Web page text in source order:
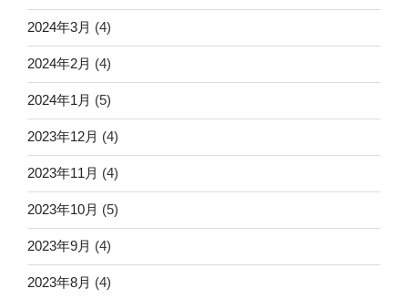
2024年3月 (4)
2024年2月 (4)
2024年1月 (5)
2023年12月 (4)
2023年11月 (4)
2023年10月 (5)
2023年9月 (4)
2023年8月 (4)